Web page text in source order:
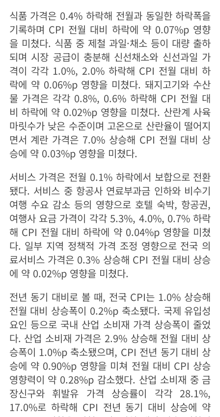
식품 가격은 0.4% 하락해 전월과 동일한 하락폭을
기록하며 CPI 전월 대비 하락에 약 0.07%p 영향
을 미쳤다. 식품 중 제철 과일·채소 등이 대량 출하
되며 시장 공급이 충분해 신선채소와 신선과일 가
격이 각각 1.0%, 2.0% 하락해 CPI 전월 대비 하
락에 약 0.06%p 영향을 미쳤다. 돼지고기와 수산
물 가격은 각각 0.8%, 0.6% 하락해 CPI 전월 대
비 하락에 약 0.02%p 영향을 미쳤다. 산란계 사육
마릿수가 낮은 수준이며 고온으로 산란율이 떨어지
면서 계란 가격은 7.0% 상승해 CPI 전월 대비 상
승에 약 0.03%p 영향을 미쳤다.
서비스 가격은 전월 0.1% 하락에서 보합으로 전환
됐다. 서비스 중 항공사 연료부과금 인하와 비수기
여행 수요 감소 등의 영향으로 호텔 숙박, 항공권,
여행사 요금 가격이 각각 5.3%, 4.0%, 0.7% 하락
해 CPI 전월 대비 하락에 약 0.04%p 영향을 미쳤
다. 일부 지역 정책적 가격 조정 영향으로 전국 의
료서비스 가격은 0.3% 상승해 CPI 전월 대비 상승
에 약 0.02%p 영향을 미쳤다.
전년 동기 대비로 볼 때, 전국 CPI는 1.0% 상승해
전월 대비 상승폭이 0.2%p 축소됐다. 국제 유입성
요인 등으로 국내 산업 소비재 가격 상승폭이 줄었
다. 산업 소비재 가격은 2.9% 상승해 전월 대비 상
승폭이 1.0%p 축소됐으며, CPI 전년 동기 대비 상
승에 약 0.90%p 영향을 미쳐 전월 대비 CPI 상승
영향력이 약 0.28%p 감소했다. 산업 소비재 중 금
장신구와 휘발유 가격 상승률이 각각 28.1%,
17.0%로 하락해 CPI 전년 동기 대비 상승에 약